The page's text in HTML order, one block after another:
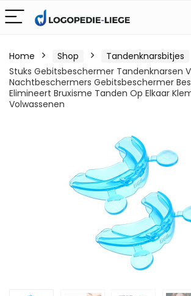
Home Shop Tandenknarsbitjes
Stuks Gebitsbeschermer Tandenknarsen
Nachtbeschermers Gebitsbeschermer
Elimineert Bruxisme Tanden Op Elkaar
Volwassenen